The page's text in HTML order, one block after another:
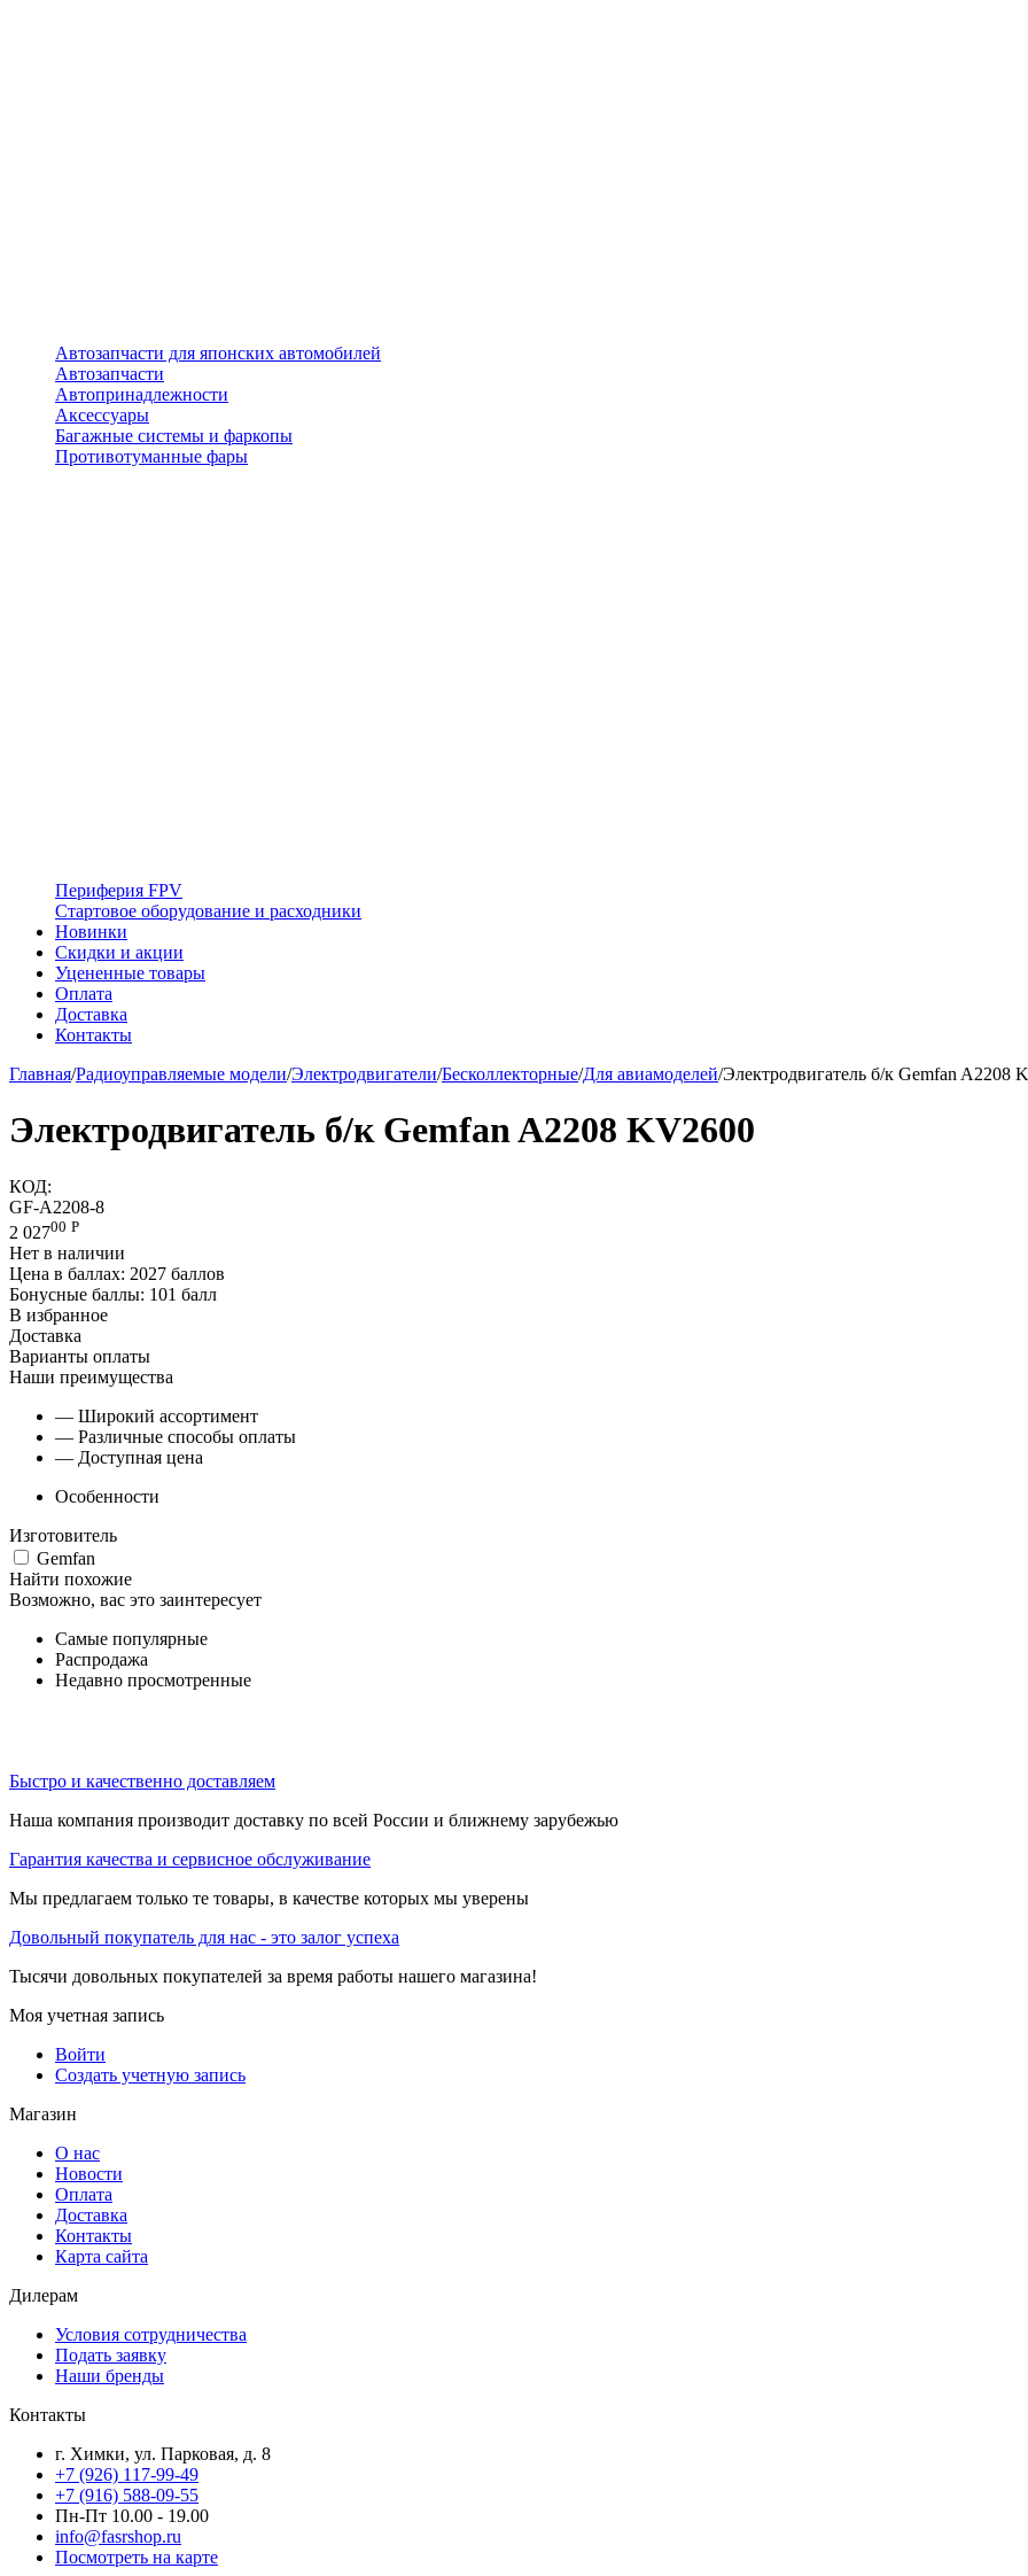
Автозапчасти для японских автомобилей
Автозапчасти
Автопринадлежности
Аксессуары
Багажные системы и фаркопы
Противотуманные фары
Периферия FPV
Стартовое оборудование и расходники
Новинки
Скидки и акции
Уцененные товары
Оплата
Доставка
Контакты
Главная/Радиоуправляемые модели/Электродвигатели/Бесколлекторные/Для авиамоделей/Электродвигатель б/к Gemfan A2208
Электродвигатель б/к Gemfan A2208 KV2600
КОД:
GF-A2208-8
2 02700 Р
Нет в наличии
Цена в баллах: 2027 баллов
Бонусные баллы: 101 балл
В избранное
Доставка
Варианты оплаты
Наши преимущества
— Широкий ассортимент
— Различные способы оплаты
— Доступная цена
Особенности
Изготовитель
Gemfan
Найти похожие
Возможно, вас это заинтересует
Самые популярные
Распродажа
Недавно просмотренные
Быстро и качественно доставляем
Наша компания производит доставку по всей России и ближнему зарубежью
Гарантия качества и сервисное обслуживание
Мы предлагаем только те товары, в качестве которых мы уверены
Довольный покупатель для нас - это залог успеха
Тысячи довольных покупателей за время работы нашего магазина!
Моя учетная запись
Войти
Создать учетную запись
Магазин
О нас
Новости
Оплата
Доставка
Контакты
Карта сайта
Дилерам
Условия сотрудничества
Подать заявку
Наши бренды
Контакты
г. Химки, ул. Парковая, д. 8
+7 (926) 117-99-49
+7 (916) 588-09-55
Пн-Пт 10.00 - 19.00
info@fasrshop.ru
Посмотреть на карте